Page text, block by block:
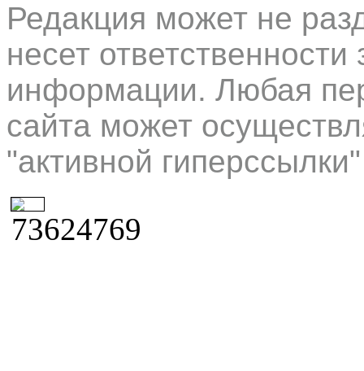
Редакция может не
несет
информации. Любая
сайта может
"активной